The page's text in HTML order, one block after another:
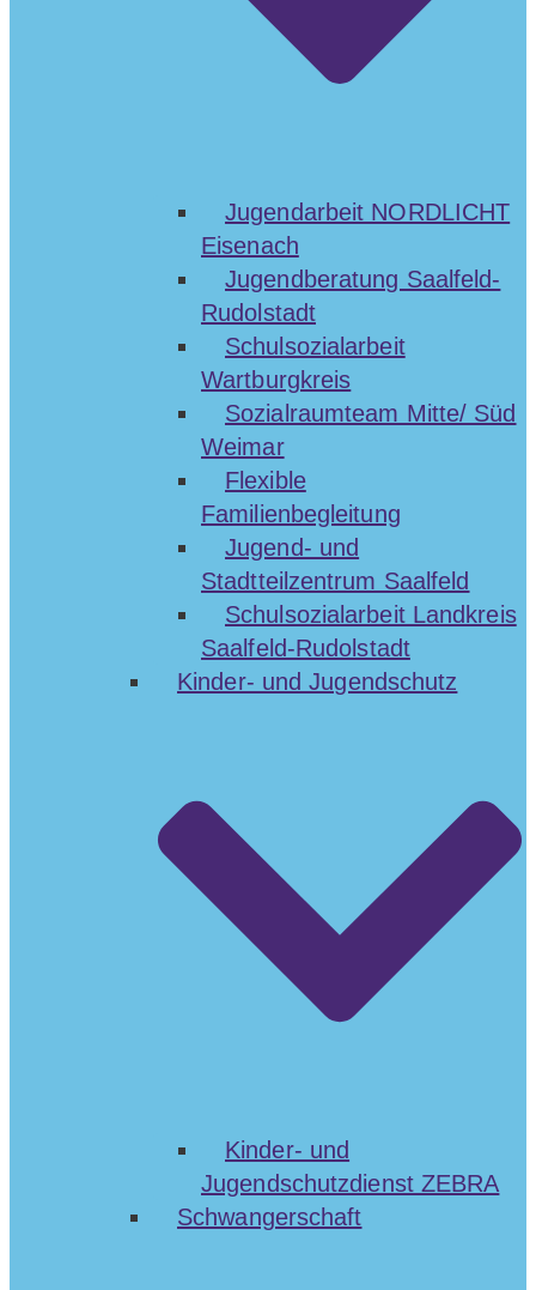
Jugendarbeit NORDLICHT
Eisenach
Jugendberatung Saalfeld-
Rudolstadt
Schulsozialarbeit
Wartburgkreis
Sozialraumteam Mitte/ Süd
Weimar
Flexible
Familienbegleitung
Jugend- und
Stadtteilzentrum Saalfeld
Schulsozialarbeit Landkreis
Saalfeld-Rudolstadt
Kinder- und Jugendschutz
Kinder- und
Jugendschutzdienst ZEBRA
Schwangerschaft